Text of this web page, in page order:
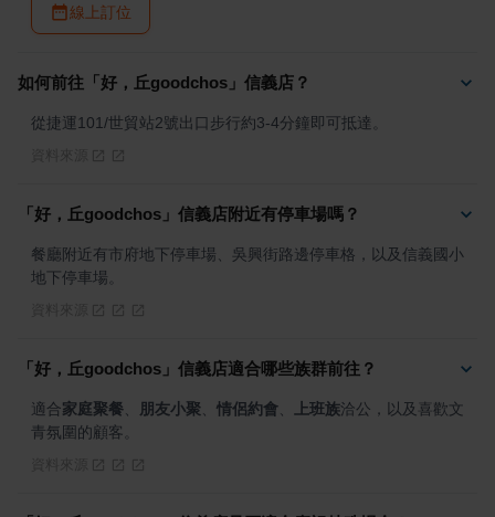
線上訂位
如何前往「好，丘goodchos」信義店？
從捷運101/世貿站2號出口步行約3-4分鐘即可抵達。
「好，丘goodchos」信義店附近有停車場嗎？
餐廳附近有市府地下停車場、吳興街路邊停車格，以及信義國小
地下停車場。
「好，丘goodchos」信義店適合哪些族群前往？
適合家庭聚餐 朋友小聚 情侶約會 上班族洽公，以及喜歡文
青氛圍的顧客。